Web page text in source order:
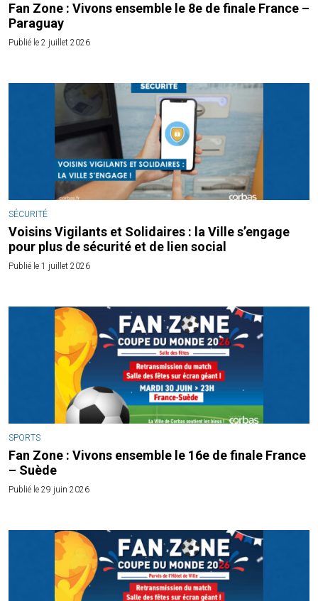
Fan Zone : Vivons ensemble le 8e de finale France –
Paraguay
Publié le 2 juillet 2026
SÉCURITÉ
Voisins Vigilants et Solidaires : la Ville s’engage
pour plus de sécurité et de lien social
Publié le 1 juillet 2026
SPORTS
Fan Zone : Vivons ensemble le 16e de finale France
– Suède
Publié le 29 juin 2026